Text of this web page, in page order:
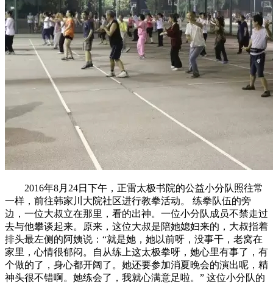
2016年8月24日下午，正雷太极书院的公益小分队照往常
一样，前往韩家川大院社区进行教拳活动。 练拳队伍的旁
边，一位大叔立在那里，看的出神。一位小分队成员不禁走过
去与他攀谈起来。原来，这位大叔是陪她媳妇来的，大叔指着
排头最左侧的阿姨说：“就是她，她以前呀，没事干，老窝在
家里，心情很郁闷。自从练上这太极拳呀，她心里有事了，有
个做的了，身心都开阔了。她还要参加消夏晚会的演出呢，精
神头很不错啊。她练会了，我就心满意足啦。” 这位小分队的